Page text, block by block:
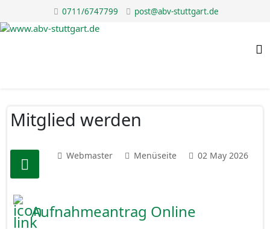
0711/6747799 post@abv-stuttgart.de
Mitglied werden
Webmaster Menüseite 02 May 2026
Aufnahmeantrag Online